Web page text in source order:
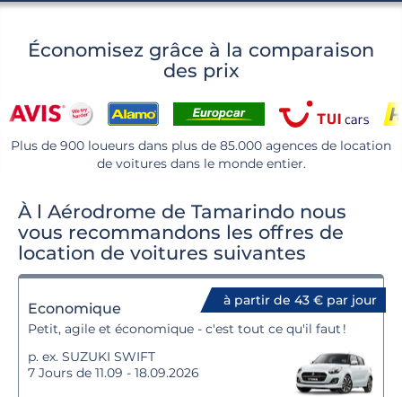
Économisez grâce à la comparaison
des prix
Plus de 900 loueurs dans plus de 85.000 agences de location
de voitures dans le monde entier.
À l Aérodrome de Tamarindo nous
vous recommandons les offres de
location de voitures suivantes
à partir de 43 € par jour
Economique
Petit, agile et économique - c'est tout ce qu'il faut !
p. ex. SUZUKI SWIFT
7 Jours de 11.09 - 18.09.2026